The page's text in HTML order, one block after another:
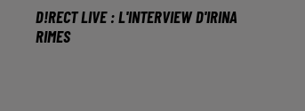
D!RECT LIVE : L'INTERVIEW D'IRINA
RIMES